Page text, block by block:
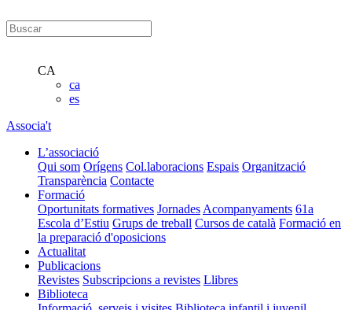
CA
ca
es
Associa't
L’associació
Qui som Orígens Col.laboracions Espais Organització
Transparència Contacte
Formació
Oportunitats formatives Jornades Acompanyaments 61a
Escola d’Estiu Grups de treball Cursos de català Formació en
la preparació d'oposicions
Actualitat
Publicacions
Revistes Subscripcions a revistes Llibres
Biblioteca